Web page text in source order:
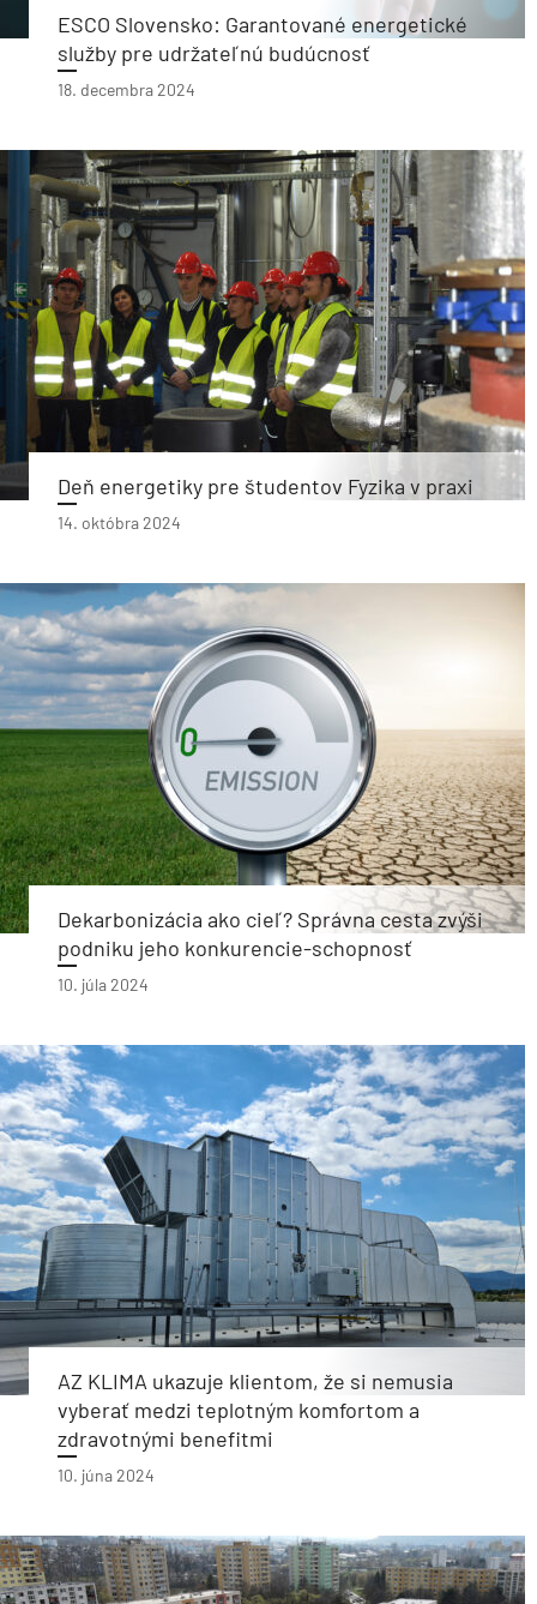
ESCO Slovensko: Garantované energetické
služby pre udržateľnú budúcnosť
18. decembra 2024
Deň energetiky pre študentov Fyzika v praxi
14. októbra 2024
Dekarbonizácia ako cieľ? Správna cesta zvýši
podniku jeho konkurencie-schopnosť
10. júla 2024
AZ KLIMA ukazuje klientom, že si nemusia
vyberať medzi teplotným komfortom a
zdravotnými benefitmi
10. júna 2024